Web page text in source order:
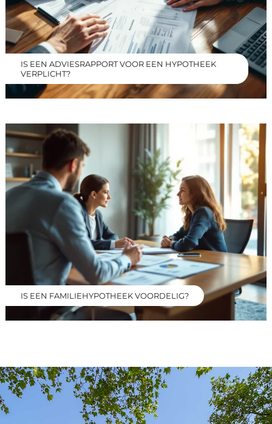
IS EEN ADVIESRAPPORT VOOR EEN HYPOTHEEK
VERPLICHT?
IS EEN FAMILIEHYPOTHEEK VOORDELIG?